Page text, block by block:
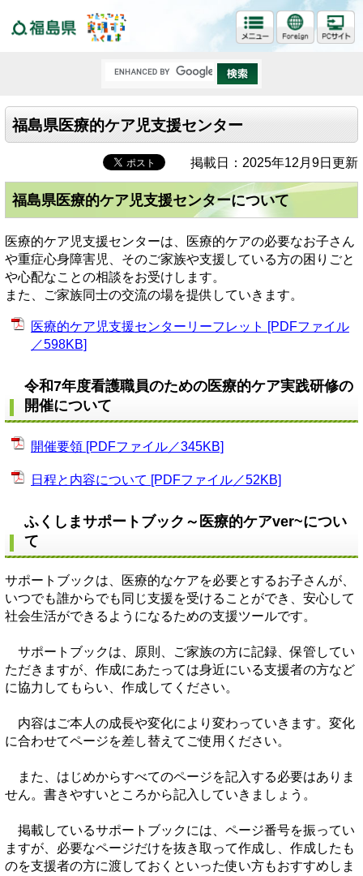
福島県医療的ケア児支援センター
掲載日：2025年12月9日更新
福島県医療的ケア児支援センターについて
医療的ケア児支援センターは、医療的ケアの必要なお子さん
や重症心身障害児、そのご家族や支援している方の困りごと
や心配なことの相談をお受けします。
また、ご家族同士の交流の場を提供していきます。
医療的ケア児支援センターリーフレット [PDFファイル
／598KB]
令和7年度看護職員のための医療的ケア実践研修の
開催について
開催要領 [PDFファイル／345KB]
日程と内容について [PDFファイル／52KB]
ふくしまサポートブック～医療的ケアver~につい
て
サポートブックは、医療的なケアを必要とするお子さんが、
いつでも誰からでも同じ支援を受けることができ、安心して
社会生活ができるようになるための支援ツールです。
サポートブックは、原則、ご家族の方に記録、保管してい
ただきますが、作成にあたっては身近にいる支援者の方など
に協力してもらい、作成してください。
内容はご本人の成長や変化により変わっていきます。変化
に合わせてページを差し替えてご使用ください。
また、はじめからすべてのページを記入する必要はありま
せん。書きやすいところから記入していきましょう。
掲載しているサポートブックには、ページ番号を振ってい
ますが、必要なページだけを抜き取って作成し、作成したも
のを支援者の方に渡しておくといった使い方もおすすめしま